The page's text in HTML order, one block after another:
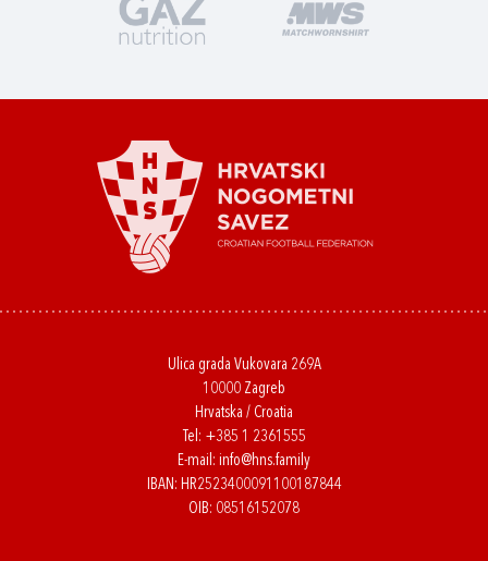
Ulica grada Vukovara 269A
10000 Zagreb
Hrvatska / Croatia
Tel: +385 1 2361555
E-mail: info@hns.family
IBAN: HR2523400091100187844
OIB: 08516152078